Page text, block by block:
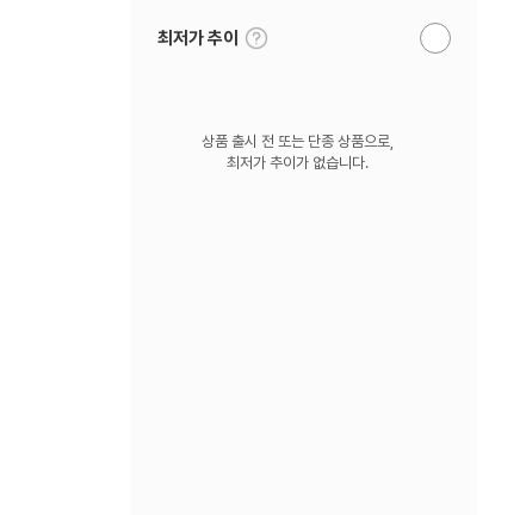
최저가 추이
툴
팁
알
상품 출시 전 또는 단종 상품으로,
최저가 추이가 없습니다.